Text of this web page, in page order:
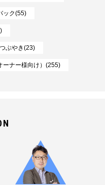
ック(55)
ぶやき(23)
ーナー様向け）(255)